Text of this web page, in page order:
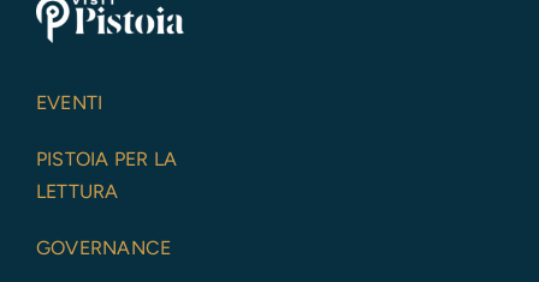
EVENTI
PISTOIA PER LA
LETTURA
GOVERNANCE